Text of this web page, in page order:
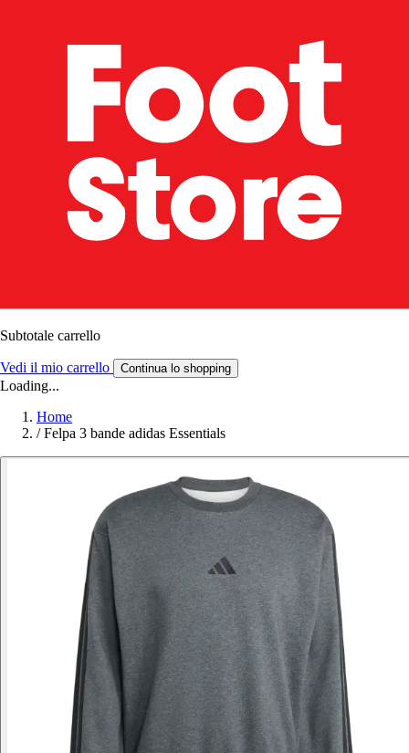
Subtotale carrello
Vedi il mio carrello Continua lo shopping
Loading...
Home
/ Felpa 3 bande adidas Essentials